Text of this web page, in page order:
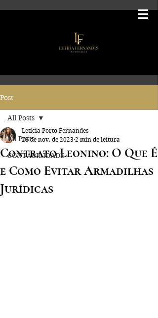
Post
All Posts
CONTABILIDADE
All Posts
Contrato Leonino: O Que É
e Como Evitar Armadilhas
Jurídicas
Letícia Porto Fernandes
23 de nov. de 2023 2 min de leitura